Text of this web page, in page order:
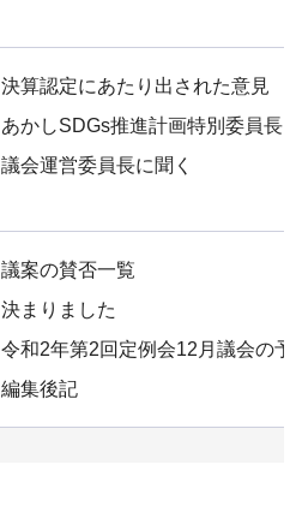
決算認定にあたり出された意見
あかしSDGs推進計画特別委員長
議会運営委員長に聞く
議案の賛否一覧
決まりました
令和2年第2回定例会12月議会の
編集後記